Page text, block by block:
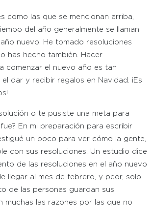
como las que se mencionan arriba,
del año generalmente se llaman
nuevo. He tomado resoluciones
has hecho también. Hacer
comenzar el nuevo año es tan
dar y recibir regalos en Navidad. ¡Es
o te pusiste una meta para
En mi preparación para escribir
un poco para ver cómo la gente,
con sus resoluciones. Un estudio dice
de las resoluciones en el año nuevo
llegar al mes de febrero, y peor, solo
de las personas guardan sus
muchas las razones por las que no